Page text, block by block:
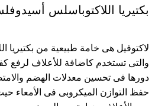
بكتيريا اللاكتوباسلس
لاكتوفيل هى خامة طبيعية من بكتيريا
والتى تستخدم كاضافة للأعلاف لرفع
دورها فى تحسين معدلات الهضم
حفظ التوازن الميكروبى فى الأمعاء